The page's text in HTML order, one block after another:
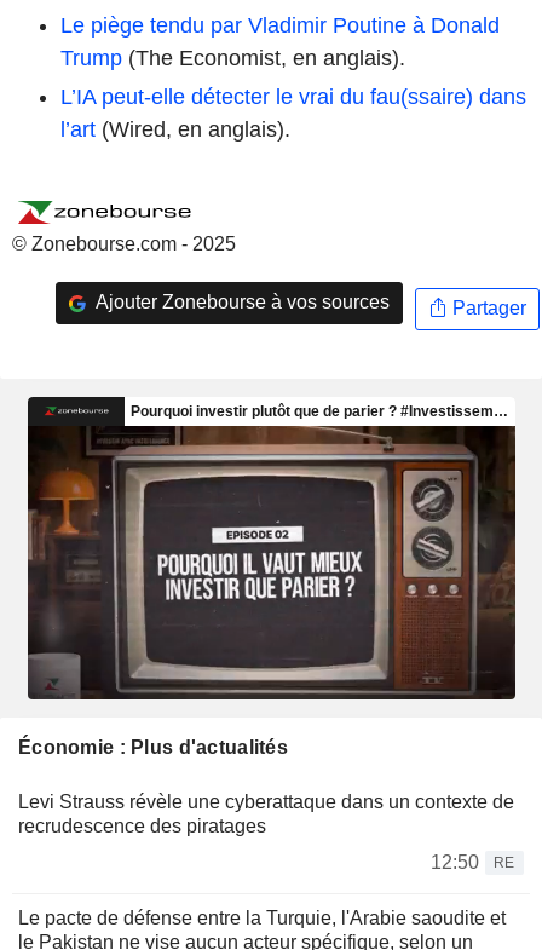
Le piège tendu par Vladimir Poutine à Donald
Trump (The Economist, en anglais).
L’IA peut-elle détecter le vrai du fau(ssaire) dans
l’art (Wired, en anglais).
© Zonebourse.com - 2025
Ajouter Zonebourse à vos sources Partager
Économie : Plus d'actualités
Levi Strauss révèle une cyberattaque dans un contexte de
recrudescence des piratages
12:50
RE
Le pacte de défense entre la Turquie, l'Arabie saoudite et
le Pakistan ne vise aucun acteur spécifique, selon un